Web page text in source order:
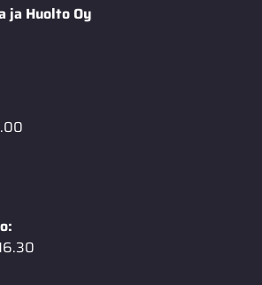
ja Huolto Oy